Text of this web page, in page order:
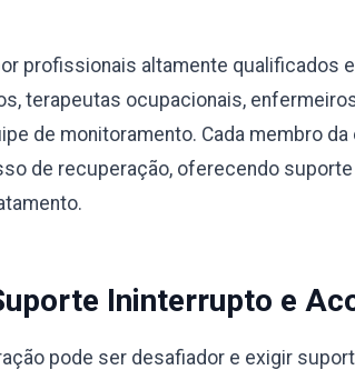
profissionais altamente qualificados
terapeutas ocupacionais,
de monitoramento. Cada membro da
de recuperação, oferecendo
Ininterrupto e
pode ser desafiador e exigir